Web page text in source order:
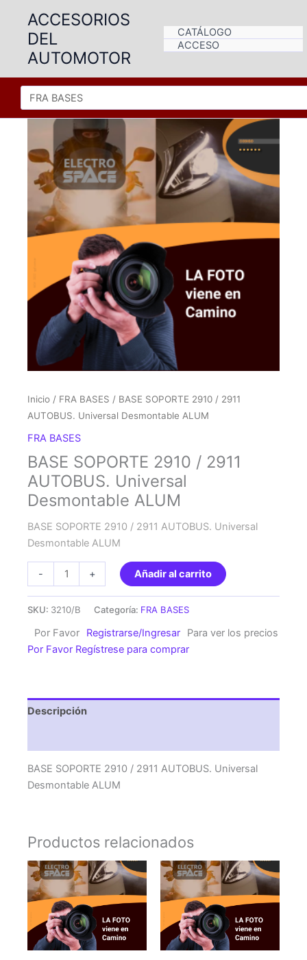
contenido
ACCESORIOS
DEL
AUTOMOTOR
CATÁLOGO
ACCESO
Inicio / FRA BASES / BASE SOPORTE 2910 / 2911
AUTOBUS. Universal Desmontable ALUM
FRA BASES
BASE SOPORTE 2910 / 2911
AUTOBUS. Universal
Desmontable ALUM
BASE SOPORTE 2910 / 2911 AUTOBUS. Universal
Desmontable ALUM
-
SOPORTE
2911
AUTOBUS.
ALUM
cantidad
+ Añadir al carrito
SKU: 3210/B Categoría: FRA BASES
Por Favor Registrarse/Ingresar
Para ver los precios
Por Favor Regístrese para comprar
Descripción
BASE SOPORTE 2910 / 2911 AUTOBUS. Universal
Desmontable ALUM
Productos relacionados